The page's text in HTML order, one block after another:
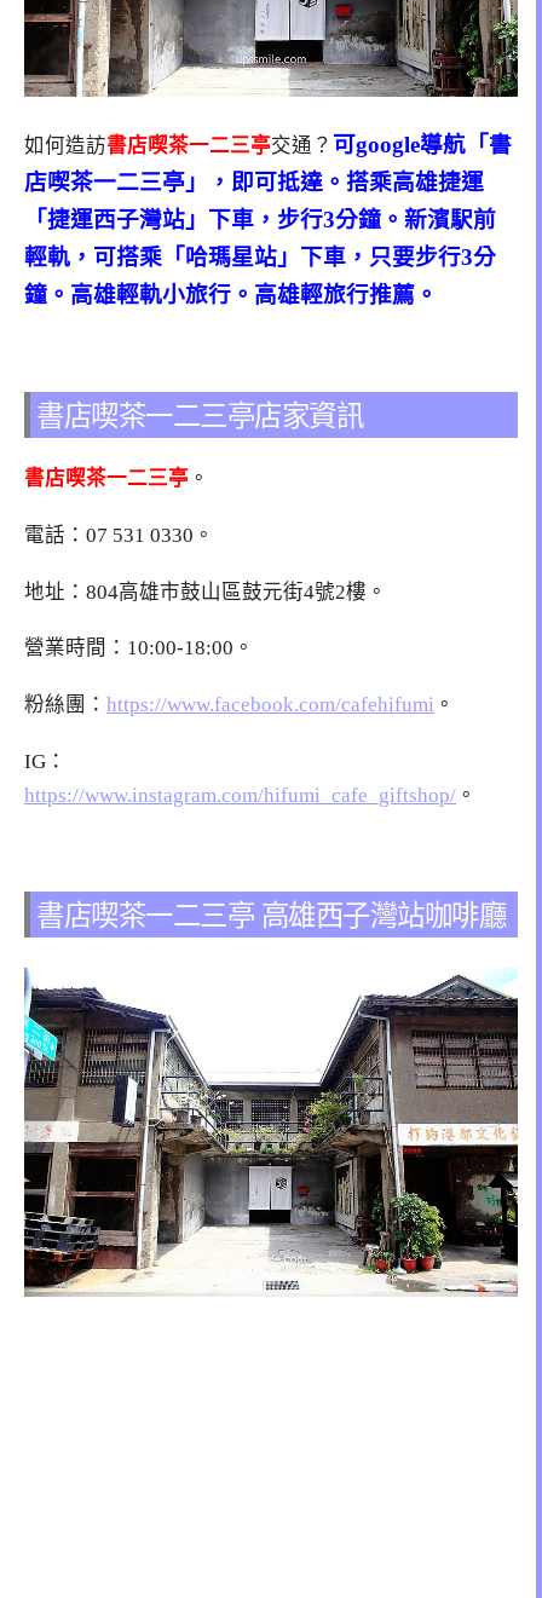
如何造訪書店喫茶一二三亭交通？ 可google導航「書
店喫茶一二三亭」，即可抵達。搭乘高雄捷運
「捷運西子灣站」下車，步行3分鐘。新濱駅前
輕軌，可搭乘「哈瑪星站」下車，只要步行3分
鐘。高雄輕軌小旅行。高雄輕旅行推薦。
書店喫茶一二三亭店家資訊
書店喫茶一二三亭 。
電話：07 531 0330。
地址：804高雄市鼓山區鼓元街4號2樓。
營業時間：10:00-18:00。
粉絲團： https://www.facebook.com/cafehifumi 。
IG：
https://www.instagram.com/hifumi_cafe_giftshop/ 。
書店喫茶一二三亭 高雄西子灣站咖啡廳